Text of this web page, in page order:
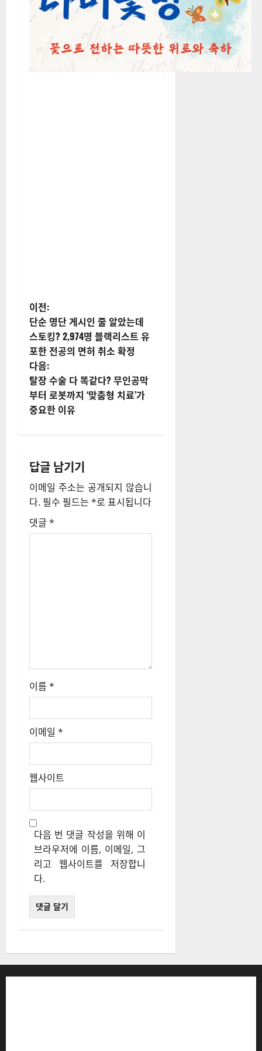
게
시
물
내
비
이
션
이전:
단순 명단 게시인 줄 알았는데
스토킹? 2,974명 블랙리스트 유
포한 전공의 면허 취소 확정
다음:
탈장 수술 다 똑같다? 무인공막
부터 로봇까지 ‘맞춤형 치료’가
중요한 이유
답글 남기기
이메일 주소는 공개되지 않습니
다. 필수 필드는 *로 표시됩니다
댓글 *
이름 *
이메일 *
웹사이트
다음 번 댓글 작성을 위해 이
브라우저에 이름, 이메일, 그
리고 웹사이트를 저장합니
다.